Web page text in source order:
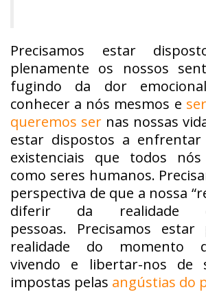
Precisamos estar
plenamente os nossos
fugindo da dor
conhecer a nós mesmos e
queremos ser nas nossas
estar dispostos a enfrentar
existenciais que todos
como seres humanos.
perspectiva de que a nossa
diferir da realidade
pessoas. Precisamos
realidade do momento
vivendo e libertar-nos de
impostas pelas angústias do